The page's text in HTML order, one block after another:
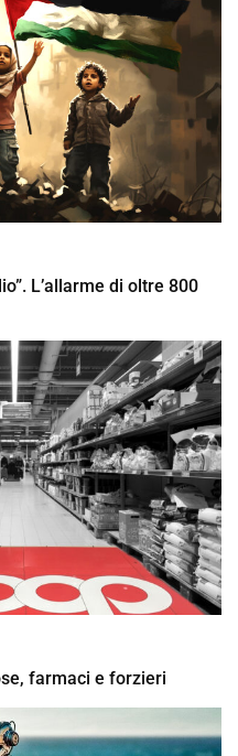
L’allarme di oltre 800
farmaci e forzieri